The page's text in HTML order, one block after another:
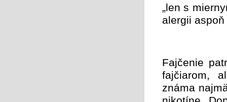
„len s
alergii
Fajčenie
fajčiarom,
známa